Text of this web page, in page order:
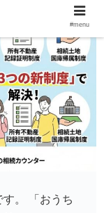
す。 「おうち
#menu